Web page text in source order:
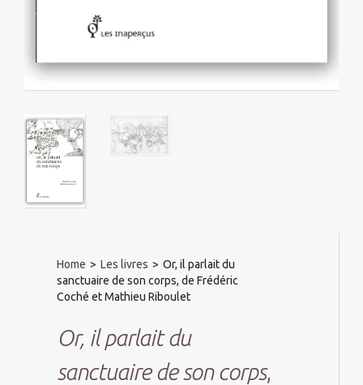
Home > Les livres > Or, il parlait du
sanctuaire de son corps, de Frédéric
Coché et Mathieu Riboulet
Or, il parlait du
sanctuaire de son corps,